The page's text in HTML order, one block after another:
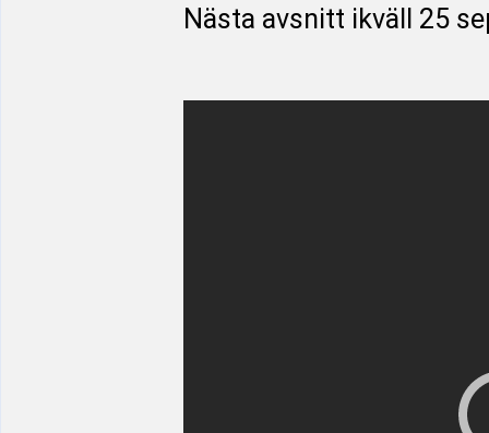
Nästa avsnitt ikväll 25